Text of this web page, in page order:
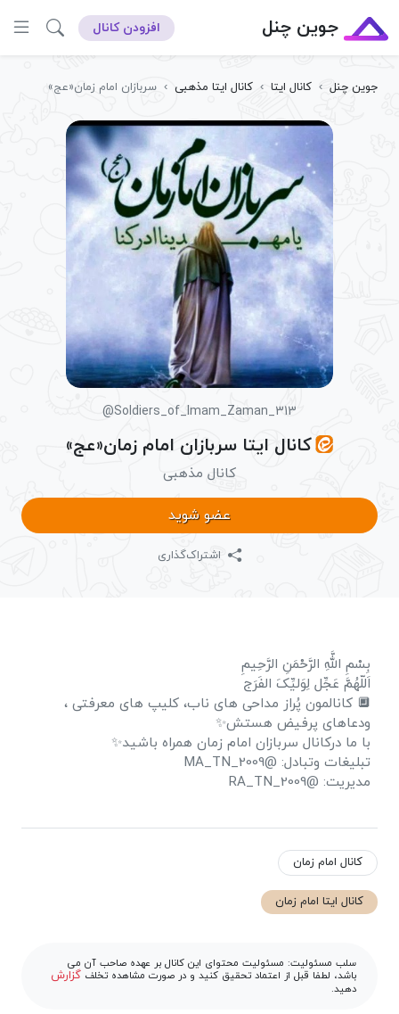
جوین چنل افزودن کانال
جوین چنل › کانال ایتا › کانال ایتا مذهبی › سربازان امام زمان«عج»
@Soldiers_of_Imam_Zaman_313
کانال ایتا سربازان امام زمان«عج»
کانال مذهبی
عضو شوید
اشتراک‌گذاری
بِسْمِ اللَّهِ الرَّحْمَنِ الرَّحِیمِ
اَللّهُمَّ عَجِّل لِوَلیِّکَ الفَرَج
🔲 کانالمون پُراز مداحی های ناب، کلیپ های معرفتی ،
ودعاهای پرفیض هستش✨
با ما درکانال سربازان امام زمان همراه باشید✨
تبلیغات وتبادل: @MA_TN_2009
مدیریت: @RA_TN_2009
کانال امام زمان
کانال ایتا امام زمان
سلب مسئولیت: مسئولیت محتوای این کانال بر عهده صاحب آن می
باشد، لطفا قبل از اعتماد تحقیق کنید و در صورت مشاهده تخلف گزارش
دهید.